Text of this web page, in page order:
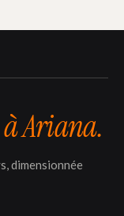
à Ariana.
dimensionnée